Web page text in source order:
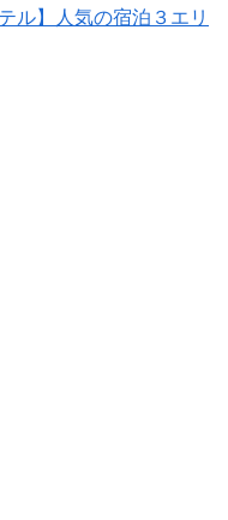
ル】人気の宿泊３エリ